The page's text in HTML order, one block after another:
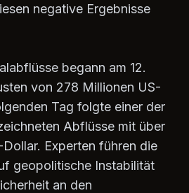
negative Ergebnisse
begann am 12.
von 278 Millionen US-
Tag folgte einer der
Abflüsse mit über
Experten führen die
geopolitische Instabilität
an den